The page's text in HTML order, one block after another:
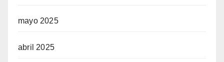
mayo 2025
abril 2025